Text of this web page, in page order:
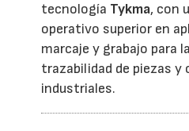
tecnología Tykma, con
operativo superior en
marcaje y grabajo para
trazabilidad de piezas y
industriales.